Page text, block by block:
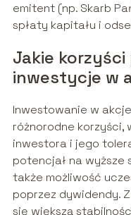
emitent (np. Skarb
spłaty kapitału i
Jakie
inwestycje w
Inwestowanie w
różnorodne korzyści,
inwestora i jego
potencjał na
także możliwość
poprzez dywidendy.
się większą